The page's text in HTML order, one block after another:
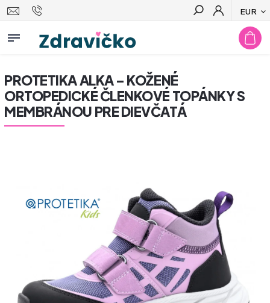
EUR
Hľadať
PROTETIKA ALKA – KOŽENÉ
ORTOPEDICKÉ ČLENKOVÉ TOPÁNKY S
MEMBRÁNOU PRE DIEVČATÁ